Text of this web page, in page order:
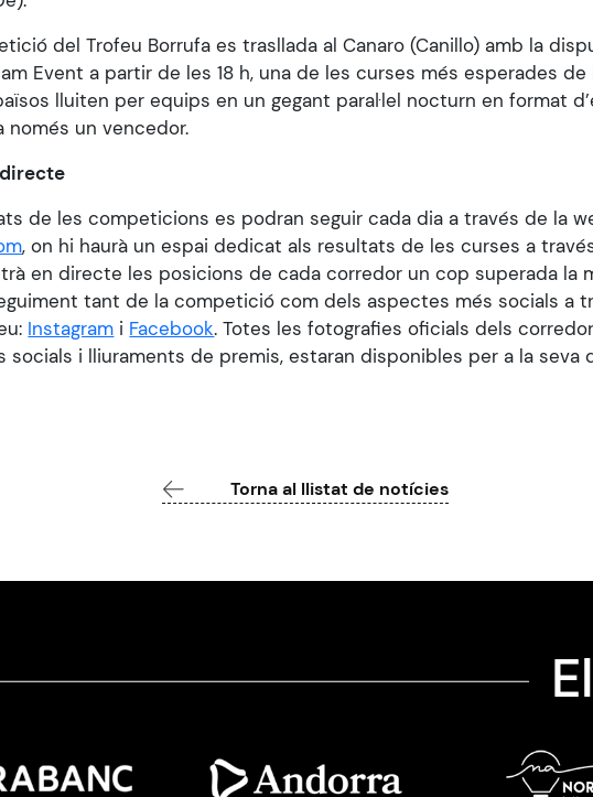
del Trofeu Borrufa es trasllada al Canaro (Canillo) amb la
Event a partir de les 18 h, una de les curses més esperades
lluiten per equips en un gegant paral·lel nocturn en format
només un vencedor.
de les competicions es podran seguir cada dia a través de la
, on hi haurà un espai dedicat als resultats de les curses a
en directe les posicions de cada corredor un cop superada la
tant de la competició com dels aspectes més socials a
Instagram i Facebook. Totes les fotografies oficials dels
socials i lliuraments de premis, estaran disponibles per a la seva
Torna al llistat de notícies